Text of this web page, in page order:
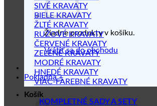
Žiadne produkty v košíku.
Vrátiť sa do obchodu
Pokladňa +
Košík
SIVÉ KRAVATY
BIELE KRAVATY
ŽLTÉ KRAVATY
RUŽOVÉ KRAVATY
ČERVENÉ KRAVATY
ZELENÉ KRAVATY
MODRÉ KRAVATY
HNEDÉ KRAVATY
VIAC-FAREBNÉ KRAVATY
KOMPLETNÉ SADY A SETY